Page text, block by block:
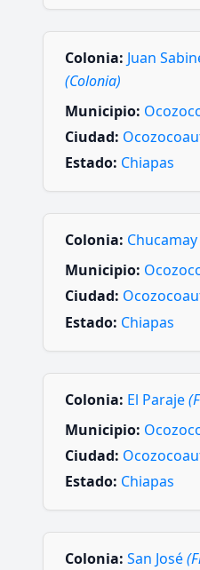
Colonia: Juan
(Colonia)
Municipio:
Ciudad:
Estado: Chiapas
Colonia: Chucamay
Municipio:
Ciudad:
Estado: Chiapas
Colonia: El Paraje
Municipio:
Ciudad:
Estado: Chiapas
Colonia: San José